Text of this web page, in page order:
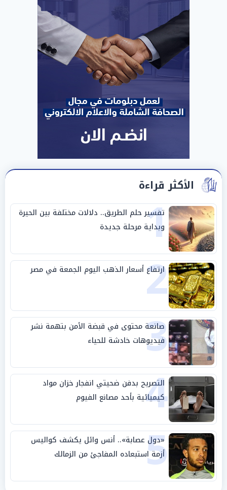
الأكثر قراءة
1
تفسير حلم الطريق.. دلالات مختلفة بين الحيرة
وبداية مرحلة جديدة
2
ارتفاع أسعار الذهب اليوم الجمعة في مصر
3
صانعة محتوى في قبضة الأمن بتهمة نشر
فيديوهات خادشة للحياء
4
التصريح بدفن ضحيتي انفجار خزان مواد
كيميائية بأحد مصانع الفيوم
5
«دول عصابة».. أنس وائل يكشف كواليس
أزمة استبعاده المفاجئ من الزمالك